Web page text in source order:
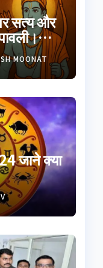
सत्य और
MOONAT
जाने क्या